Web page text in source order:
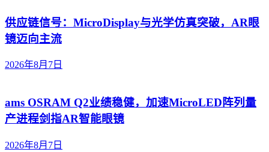
供应链信号：MicroDisplay与光学仿真突破，AR眼
镜迈向主流
2026年8月7日
ams OSRAM Q2业绩稳健，加速MicroLED阵列量
产进程剑指AR智能眼镜
2026年8月7日